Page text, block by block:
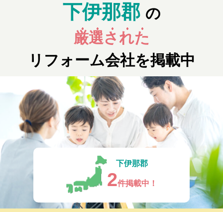
下伊那郡 の
厳選された
リフォーム会社を掲載中
下伊那郡
2件掲載中！